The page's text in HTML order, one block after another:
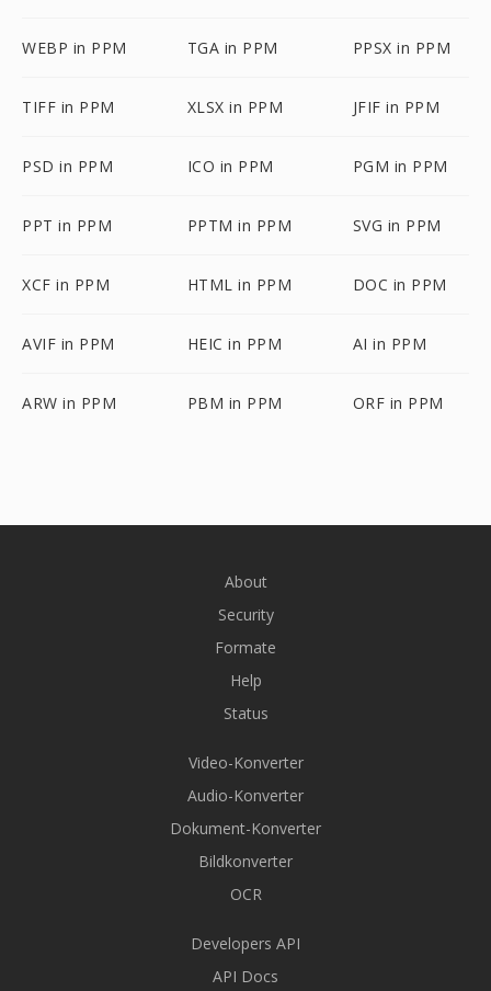
WEBP in PPM TGA in PPM PPSX in PPM
TIFF in PPM XLSX in PPM JFIF in PPM
PSD in PPM ICO in PPM PGM in PPM
PPT in PPM PPTM in PPM SVG in PPM
XCF in PPM HTML in PPM DOC in PPM
AVIF in PPM HEIC in PPM AI in PPM
ARW in PPM PBM in PPM ORF in PPM
About
Security
Formate
Help
Status
Video-Konverter
Audio-Konverter
Dokument-Konverter
Bildkonverter
OCR
Developers API
API Docs